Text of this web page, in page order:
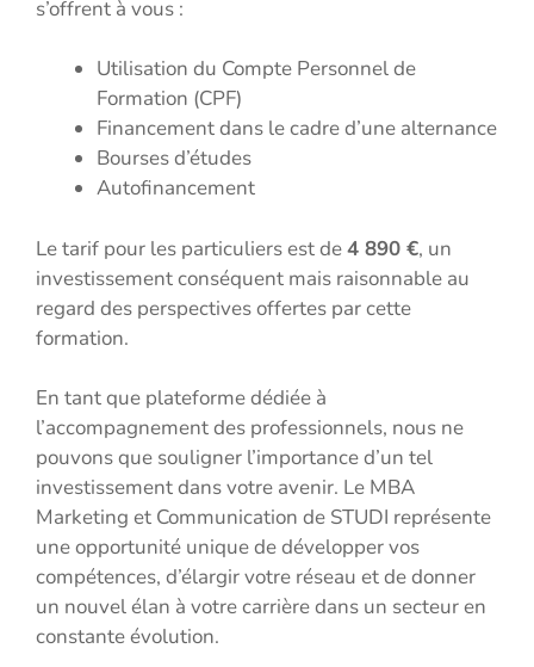
s’offrent à vous :
Utilisation du Compte Personnel de
Formation (CPF)
Financement dans le cadre d’une alternance
Bourses d’études
Autofinancement
Le tarif pour les particuliers est de4 890 €, un
investissement conséquent mais raisonnable au
regard des perspectives offertes par cette
formation.
En tant que plateforme dédiée à
l’accompagnement des professionnels, nous ne
pouvons que souligner l’importance d’un tel
investissement dans votre avenir. Le MBA
Marketing et Communication de STUDI représente
une opportunité unique de développer vos
compétences, d’élargir votre réseau et de donner
un nouvel élan à votre carrière dans un secteur en
constante évolution.